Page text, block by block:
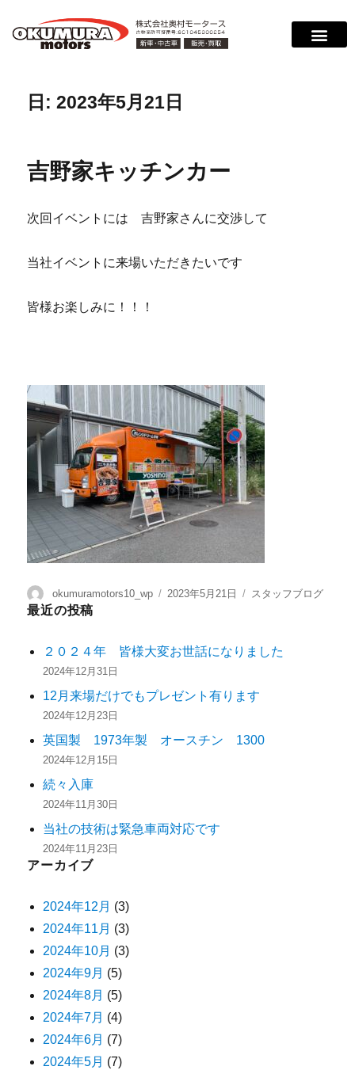
日:2023年5月21日
吉野家キッチンカー
次回イベントには 吉野家さんに交渉して
当社イベントに来場いただきたいです
皆様お楽しみに！！！
okumuramotors10_wp 2023年5月21日 スタッフブログ
最近の投稿
２０２４年 皆様大変お世話になりました
2024年12月31日
12月来場だけでもプレゼント有ります
2024年12月23日
英国製 1973年製 オースチン 1300
2024年12月15日
続々入庫
2024年11月30日
当社の技術は緊急車両対応です
2024年11月23日
アーカイブ
2024年12月 (3)
2024年11月 (3)
2024年10月 (3)
2024年9月 (5)
2024年8月 (5)
2024年7月 (4)
2024年6月 (7)
2024年5月 (7)